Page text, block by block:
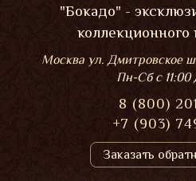
"Бокадо" -
коллекционного
Москва ул. Дмитровское
Пн-Сбс
8 (800)
+7 (903)
Заказать